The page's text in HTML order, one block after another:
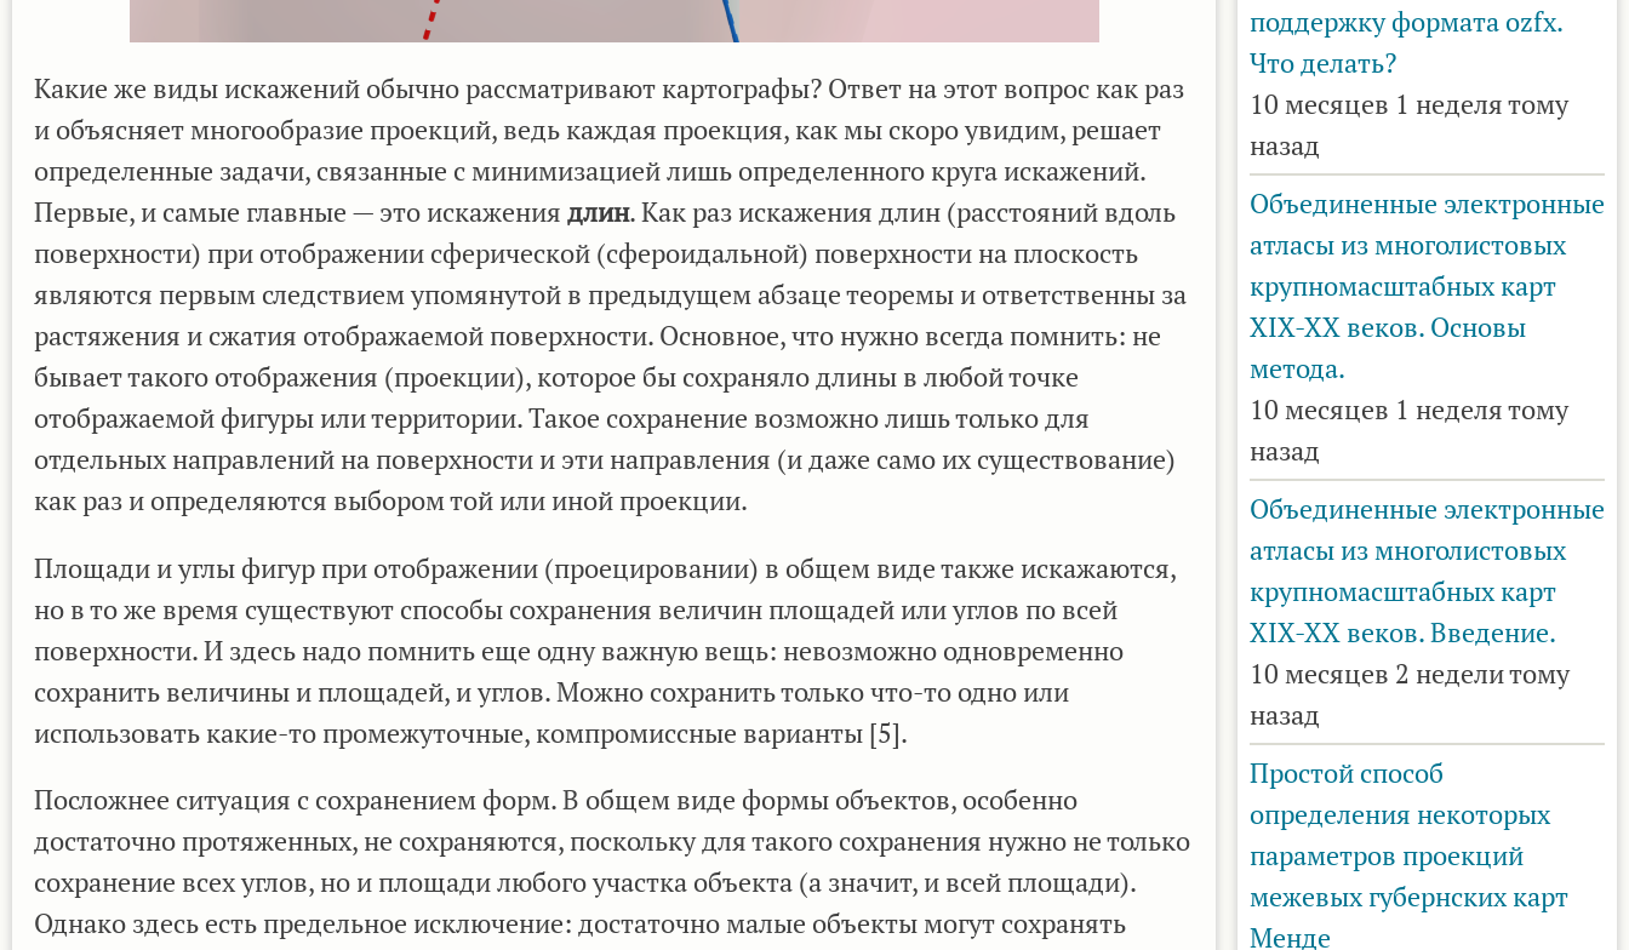
Какие же виды искажений обычно рассматривают картографы? Ответ на этот вопрос как раз
и объясняет многообразие проекций, ведь каждая проекция, как мы скоро увидим, решает
определенные задачи, связанные с минимизацией лишь определенного круга искажений.
Первые, и самые главные — это искажения длин. Как раз искажения длин (расстояний вдоль
поверхности) при отображении сферической (сфероидальной) поверхности на плоскость
являются первым следствием упомянутой в предыдущем абзаце теоремы и ответственны за
растяжения и сжатия отображаемой поверхности. Основное, что нужно всегда помнить: не
бывает такого отображения (проекции), которое бы сохраняло длины в любой точке
отображаемой фигуры или территории. Такое сохранение возможно лишь только для
отдельных направлений на поверхности и эти направления (и даже само их существование)
как раз и определяются выбором той или иной проекции.
Площади и углы фигур при отображении (проецировании) в общем виде также искажаются,
но в то же время существуют способы сохранения величин площадей или углов по всей
поверхности. И здесь надо помнить еще одну важную вещь: невозможно одновременно
сохранить величины и площадей, и углов. Можно сохранить только что-то одно или
использовать какие-то промежуточные, компромиссные варианты [5].
Посложнее ситуация с сохранением форм. В общем виде формы объектов, особенно
достаточно протяженных, не сохраняются, поскольку для такого сохранения нужно не только
сохранение всех углов, но и площади любого участка объекта (а значит, и всей площади).
Однако здесь есть предельное исключение: достаточно малые объекты могут сохранять
поддержку формата ozfx.
Что делать?
10 месяцев 1 неделя тому
назад
Объединенные электронные
атласы из многолистовых
крупномасштабных карт
XIX-XX веков. Основы
метода.
10 месяцев 1 неделя тому
назад
Объединенные электронные
атласы из многолистовых
крупномасштабных карт
XIX-XX веков. Введение.
10 месяцев 2 недели тому
назад
Простой способ
определения некоторых
параметров проекций
межевых губернских карт
Менде